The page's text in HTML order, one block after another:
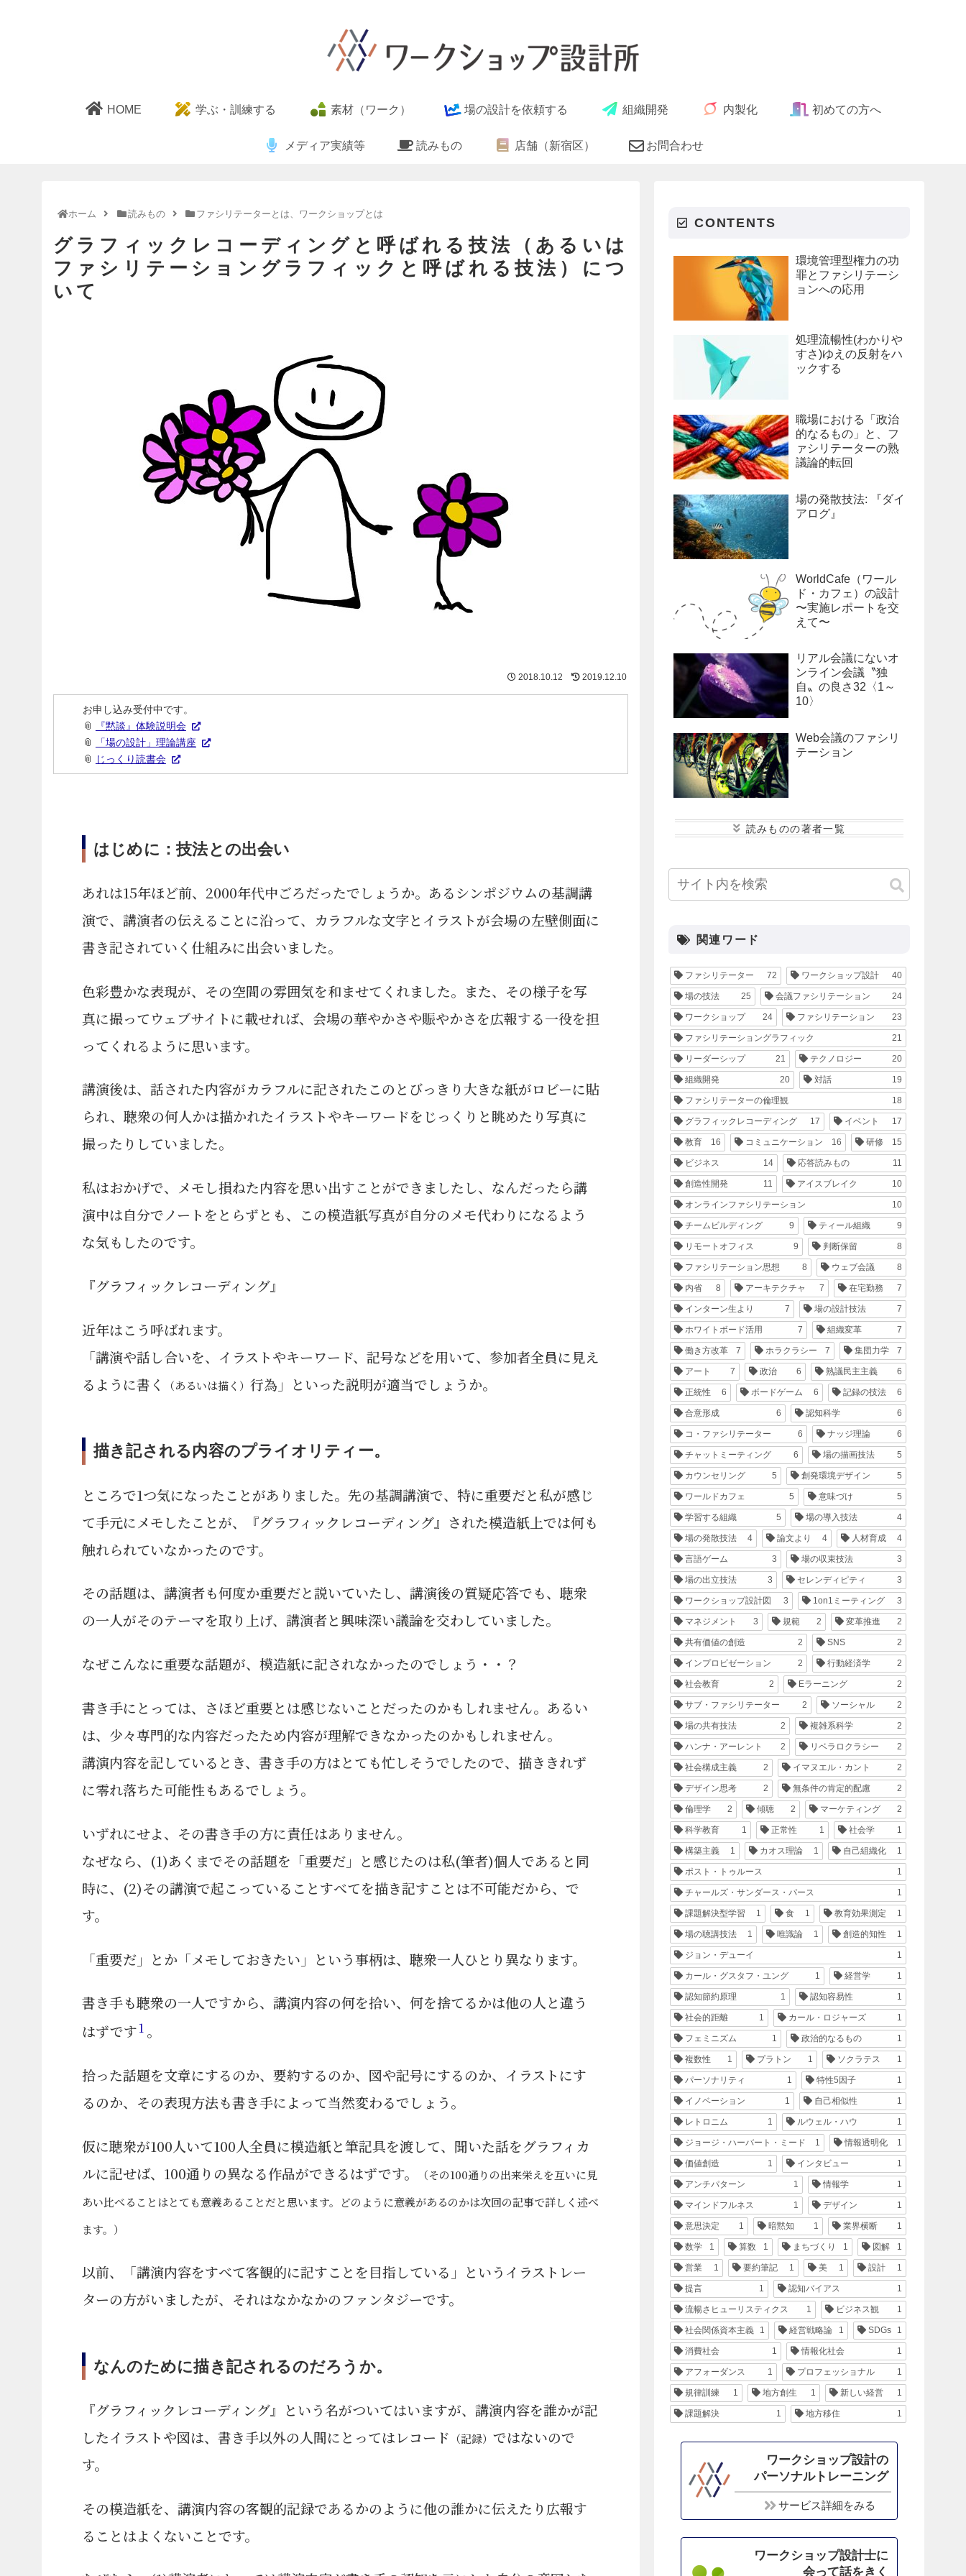
HOME 学ぶ・訓練する 素材（ワーク） 場の設計を依頼する 組織開発 内製化 初めての方へ
メディア実績等 読みもの 店舗（新宿区） お問合わせ
ホーム 読みもの ファシリテーターとは、ワークショップとは
グラフィックレコーディングと呼ばれる技法（あるいは
ファシリテーショングラフィックと呼ばれる技法）につ
いて
2019.12.10
2018.10.12
お申し込み受付中です。
📎
『黙談』体験説明会
📎
「場の設計」理論講座
📎
じっくり読書会
はじめに：技法との出会い
あれは15年ほど前、2000年代中ごろだったでしょうか。あるシンポジウムの基調講
演で、講演者の伝えることに沿って、カラフルな文字とイラストが会場の左壁側面に
書き記されていく仕組みに出会いました。
色彩豊かな表現が、その空間の雰囲気を和ませてくれました。また、その様子を写
真に撮ってウェブサイトに載せれば、会場の華やかさや賑やかさを広報する一役を担
ってくれるように思います。
講演後は、話された内容がカラフルに記されたこのとびっきり大きな紙がロビーに貼
られ、聴衆の何人かは描かれたイラストやキーワードをじっくりと眺めたり写真に
撮ったりしていました。
私はおかげで、メモし損ねた内容を思い出すことができましたし、なんだったら講
演中は自分でノートをとらずとも、この模造紙写真が自分のメモ代わりになるよう
な気もしたのです。
『グラフィックレコーディング』
近年はこう呼ばれます。
「講演や話し合いを、イラストやキーワード、記号などを用いて、参加者全員に見え
るように書く
（あるいは描く） 行為」といった説明が適当でしょうか。
描き記される内容のプライオリティー。
ところで1つ気になったことがありました。先の基調講演で、特に重要だと私が感じ
て手元にメモしたことが、『グラフィックレコーディング』された模造紙上では何も
触れられていなかったのです。
その話題は、講演者も何度か重要だと説いていたし、講演後の質疑応答でも、聴衆
の一人がそのテーマを取り上げ、講演者と興味深い議論を交わしていました。
なぜこんなに重要な話題が、模造紙に記されなかったのでしょう・・？
書き手にとっては、さほど重要とは感じないことだったのかもしれません。あるい
は、少々専門的な内容だったため内容が理解できなかったのかもしれません。
講演内容を記しているとき、書き手の方はとても忙しそうでしたので、描ききれず
に零れ落ちた可能性もあるでしょう。
いずれにせよ、その書き手の方に責任はありません。
なぜなら、(1)あくまでその話題を「重要だ」と感じたのは私(筆者)個人であると同
時に、(2)その講演で起こっていることすべてを描き記すことは不可能だから、で
す。
「重要だ」とか「メモしておきたい」という事柄は、聴衆一人ひとり異なります。
書き手も聴衆の一人ですから、講演内容の何を拾い、何を捨てるかは他の人と違う
はずです1 。
拾った話題を文章にするのか、要約するのか、図や記号にするのか、イラストにす
るのか、その表現方法も書き手によって当然変わるでしょう。
仮に聴衆が100人いて100人全員に模造紙と筆記具を渡して、聞いた話をグラフィカ
ルに記せば、100通りの異なる作品ができるはずです。
（その100通りの出来栄えを互いに見
あい比べることはとても意義あることだと思います。どのように意義があるのかは次回の記事で詳しく述べ
ます。）
以前、「講演内容をすべて客観的に記すことを目指している」というイラストレー
ターの方がいましたが、それはなかなかのファンタジーです。
なんのために描き記されるのだろうか。
『グラフィックレコーディング』という名がついてはいますが、講演内容を誰かが記
したイラストや図は、書き手以外の人間にとってはレコード （記録） ではないので
す。
その模造紙を、講演内容の客観的記録であるかのように他の誰かに伝えたり広報す
ることはよくないことです。
CONTENTS
環境管理型権力の功
罪とファシリテーシ
ョンへの応用
処理流暢性(わかりや
すさ)ゆえの反射をハ
ックする
職場における「政治
的なるもの」と、フ
ァシリテーターの熟
議論的転回
場の発散技法: 『ダイ
アログ』
WorldCafe（ワール
ド・カフェ）の設計
〜実施レポートを交
えて〜
リアル会議にないオ
ンライン会議〝独
自〟の良さ32〈1～
10〉
Web会議のファシリ
テーション
峰松 大介
松本 悠平
関連ワード
ファシリテーター 72 ワークショップ設計 40
場の技法 25 会議ファシリテーション 24
ワークショップ 24 ファシリテーション 23
ファシリテーショングラフィック 21
リーダーシップ 21 テクノロジー 20
組織開発 20 対話 19
ファシリテーターの倫理観 18
グラフィックレコーディング 17 イベント 17
教育 16 コミュニケーション 16 研修 15
ビジネス 14 応答読みもの 11
創造性開発 11 アイスブレイク 10
オンラインファシリテーション 10
チームビルディング 9 ティール組織 9
リモートオフィス 9 判断保留 8
ファシリテーション思想 8 ウェブ会議 8
内省 8 アーキテクチャ 7 在宅勤務 7
インターン生より 7 場の設計技法 7
ホワイトボード活用 7 組織変革 7
働き方改革 7 ホラクラシー 7 集団力学 7
アート 7 政治 6 熟議民主主義 6
正統性 6 ボードゲーム 6 記録の技法 6
合意形成 6 認知科学 6
コ・ファシリテーター 6 ナッジ理論 6
チャットミーティング 6 場の描画技法 5
カウンセリング 5 創発環境デザイン 5
ワールドカフェ 5 意味づけ 5
学習する組織 5 場の導入技法 4
場の発散技法 4 論文より 4 人材育成 4
言語ゲーム 3 場の収束技法 3
場の出立技法 3 セレンディピティ 3
ワークショップ設計図 3 1on1ミーティング 3
マネジメント 3 規範 2 変革推進 2
共有価値の創造 2 SNS 2
インプロビゼーション 2 行動経済学 2
社会教育 2 Eラーニング 2
サブ・ファシリテーター 2 ソーシャル 2
場の共有技法 2 複雑系科学 2
ハンナ・アーレント 2 リベラロクラシー 2
社会構成主義 2 イマヌエル・カント 2
デザイン思考 2 無条件の肯定的配慮 2
倫理学 2 傾聴 2 マーケティング 2
科学教育 1 正常性 1 社会学 1
構築主義 1 カオス理論 1 自己組織化 1
ポスト・トゥルース 1
チャールズ・サンダース・パース 1
課題解決型学習 1 食 1 教育効果測定 1
場の聴講技法 1 唯識論 1 創造的知性 1
ジョン・デューイ 1
カール・グスタフ・ユング 1 経営学 1
認知節約原理 1 認知容易性 1
社会的距離 1 カール・ロジャーズ 1
フェミニズム 1 政治的なるもの 1
複数性 1 プラトン 1 ソクラテス 1
パーソナリティ 1 特性5因子 1
イノベーション 1 自己相似性 1
レトロニム 1 ルウェル・ハウ 1
ジョージ・ハーバート・ミード 1 情報透明化 1
価値創造 1 インタビュー 1
アンチパターン 1 情報学 1
マインドフルネス 1 デザイン 1
意思決定 1 暗黙知 1 業界横断 1
数学 1 算数 1 まちづくり 1 図解 1
営業 1 要約筆記 1 美 1 設計 1
提言 1 認知バイアス 1
流暢さヒューリスティクス 1 ビジネス観 1
社会関係資本主義 1 経営戦略論 1 SDGs 1
消費社会 1 情報化社会 1
アフォーダンス 1 プロフェッショナル 1
規律訓練 1 地方創生 1 新しい経営 1
課題解決 1 地方移住 1
ワークショップ設計の
パーソナルトレーニング
サービス詳細をみる
ワークショップ設計士に
会って話をきく